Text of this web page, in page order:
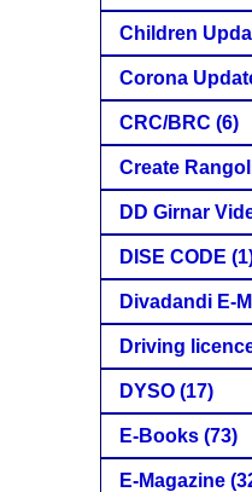
Children
Corona
CRC/BRC (6)
Create
DD Girnar
DISE CODE
Divadandi E-
Driving
DYSO (17)
E-Books (73)
E-Magazine